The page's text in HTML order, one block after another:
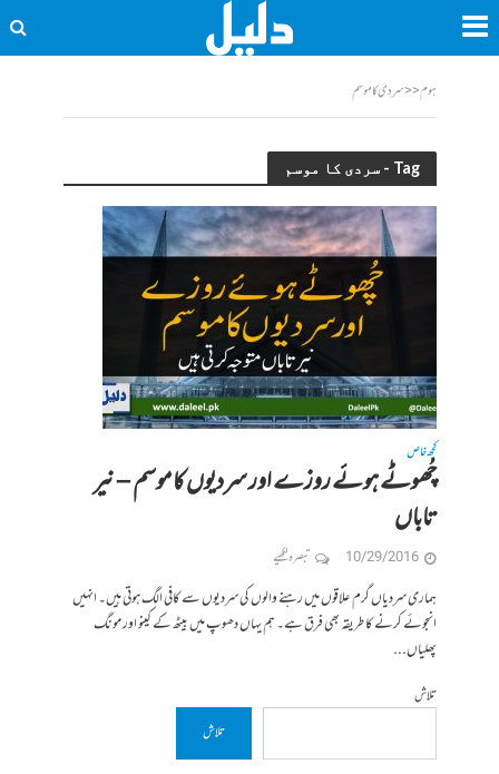
ہوم<<سردی کا موسم
Tag - سردی کا موسم
کچھ خاص
چُھوٹے ہوئے روزے اور سردیوں کا موسم – نیر
تاباں
10/29/2016 تبصرہ لکھیے
ہماری سردیاں گرم علاقوں میں رہنے والوں کی سردیوں سے کافی الگ ہوتی ہیں۔ انہیں
انجوئے کرنے کا طریقہ بھی فرق ہے۔ ہم یہاں دھوپ میں بیٹھ کے کینو اور مونگ
پھلیاں...
تلاش
تلاش